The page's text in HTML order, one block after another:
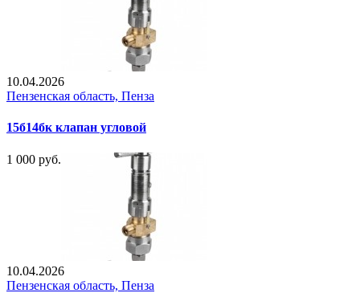
10.04.2026
Пензенская область, Пенза
15б14бк клапан угловой
1 000 руб.
10.04.2026
Пензенская область, Пенза